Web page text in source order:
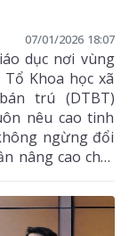
07/01/2026 18:07
dục nơi vùng
Khoa học xã
trú (DTBT)
nêu cao tinh
ngừng đổi
nâng cao chất
hệ học sinh